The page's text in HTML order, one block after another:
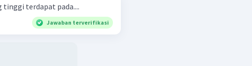
tinggi terdapat pada....
Jawaban terverifikasi